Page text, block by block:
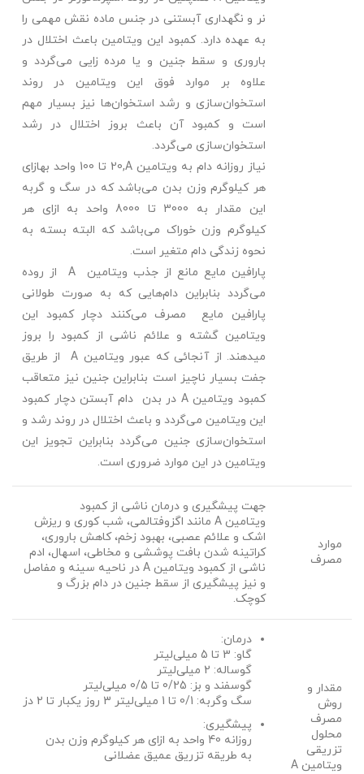
نر و نگهداری آبستنی در جنس ماده نقش مهمی را
به ­عهده دارد. کمبود این ویتامین باعث اختلال در
باروری و سقط جنین و یا مرده زایی می‌گردد و
علاوه بر موارد فوق این ویتامین در روند
استخوان‌سازی و رشد استخوان‌ها نیز بسیار مهم
است و کمبود آن باعث بروز اختلال در رشد
استخوان‌سازی می‌گردد.
نیاز روزانه دام به ویتامین ,A
20 تا 100 واحد به­ازای
هر کیلوگرم وزن بدن می‌باشد که در سگ و گربه
این مقدار به 3000 تا 8000 واحد به­ ازای هر
کیلوگرم وزن خوراک می‌باشد که البته بسته به
نحوه زندگی دام متغیر است.
پارافین مایع مانع از جذب ویتامین A از روده
می‌گردد بنابراین دام‌هایی که به­ صورت طولانی
پارافین مایع مصرف می‌کنند دچار کمبود این
ویتامین گشته و علائم ناشی از کمبود را بروز
میدهند. از آنجائی که عبور ویتامین Aاز طریق
جفت بسیار ناچیز است بنابراین جنین نیز متعاقب
کمبود ویتامینA در بدن دام آبستن دچار کمبود
این ویتامین می‌گردد و باعث اختلال در روند رشد و
استخوان‌سازی جنین می‌گردد بنابراین تجویز این
ویتامین در این موارد ضروری است.
موارد
مصرف
جهت پیشگیری و درمان ناشی از کمبود
ویتامین A مانند اگزوفتالمی، شب کوری و ریزش
اشک و علائم عصبی، بهبود زخم، کاهش باروری،
کراتینه شدن بافت پوششی و مخاطی، اسهال، ادم
ناشی از کمبود ویتامین A در ناحیه سینه و مفاصل
و نیز پیشگیری از سقط جنین در دام بزرگ و
کوچک.
مقدار و
روش
مصرف
محلول
تزریقی
ویتامین A
درمان:
گاو: 3 تا 5 میلی‌لیتر
گوساله: 2 میلی‌لیتر
گوسفند و بز: 0/25 تا 0/5 میلی‌لیتر
سگ وگربه: 0/1 تا 1 میلی‌لیتر 3 روز یک­بار تا 2 دز
پیشگیری:
روزانه 40 واحد به ازای هر کیلوگرم وزن بدن
به طریقه تزریق عمیق عضلانی